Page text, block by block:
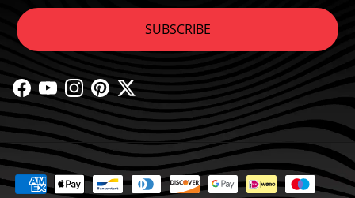
SUBSCRIBE
Facebook
YouTubeInstagram
PinterestTwitter